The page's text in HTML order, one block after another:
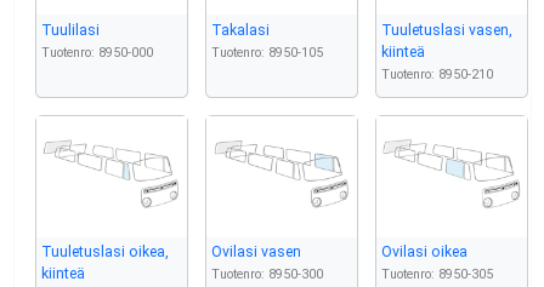
Tuulilasi
Tuotenro: 8950-000
Takalasi
Tuotenro: 8950-105
Tuuletuslasi vasen,
kiinteä
Tuotenro: 8950-210
Tuuletuslasi oikea,
kiinteä
Ovilasi vasen
Tuotenro: 8950-300
Ovilasi oikea
Tuotenro: 8950-305